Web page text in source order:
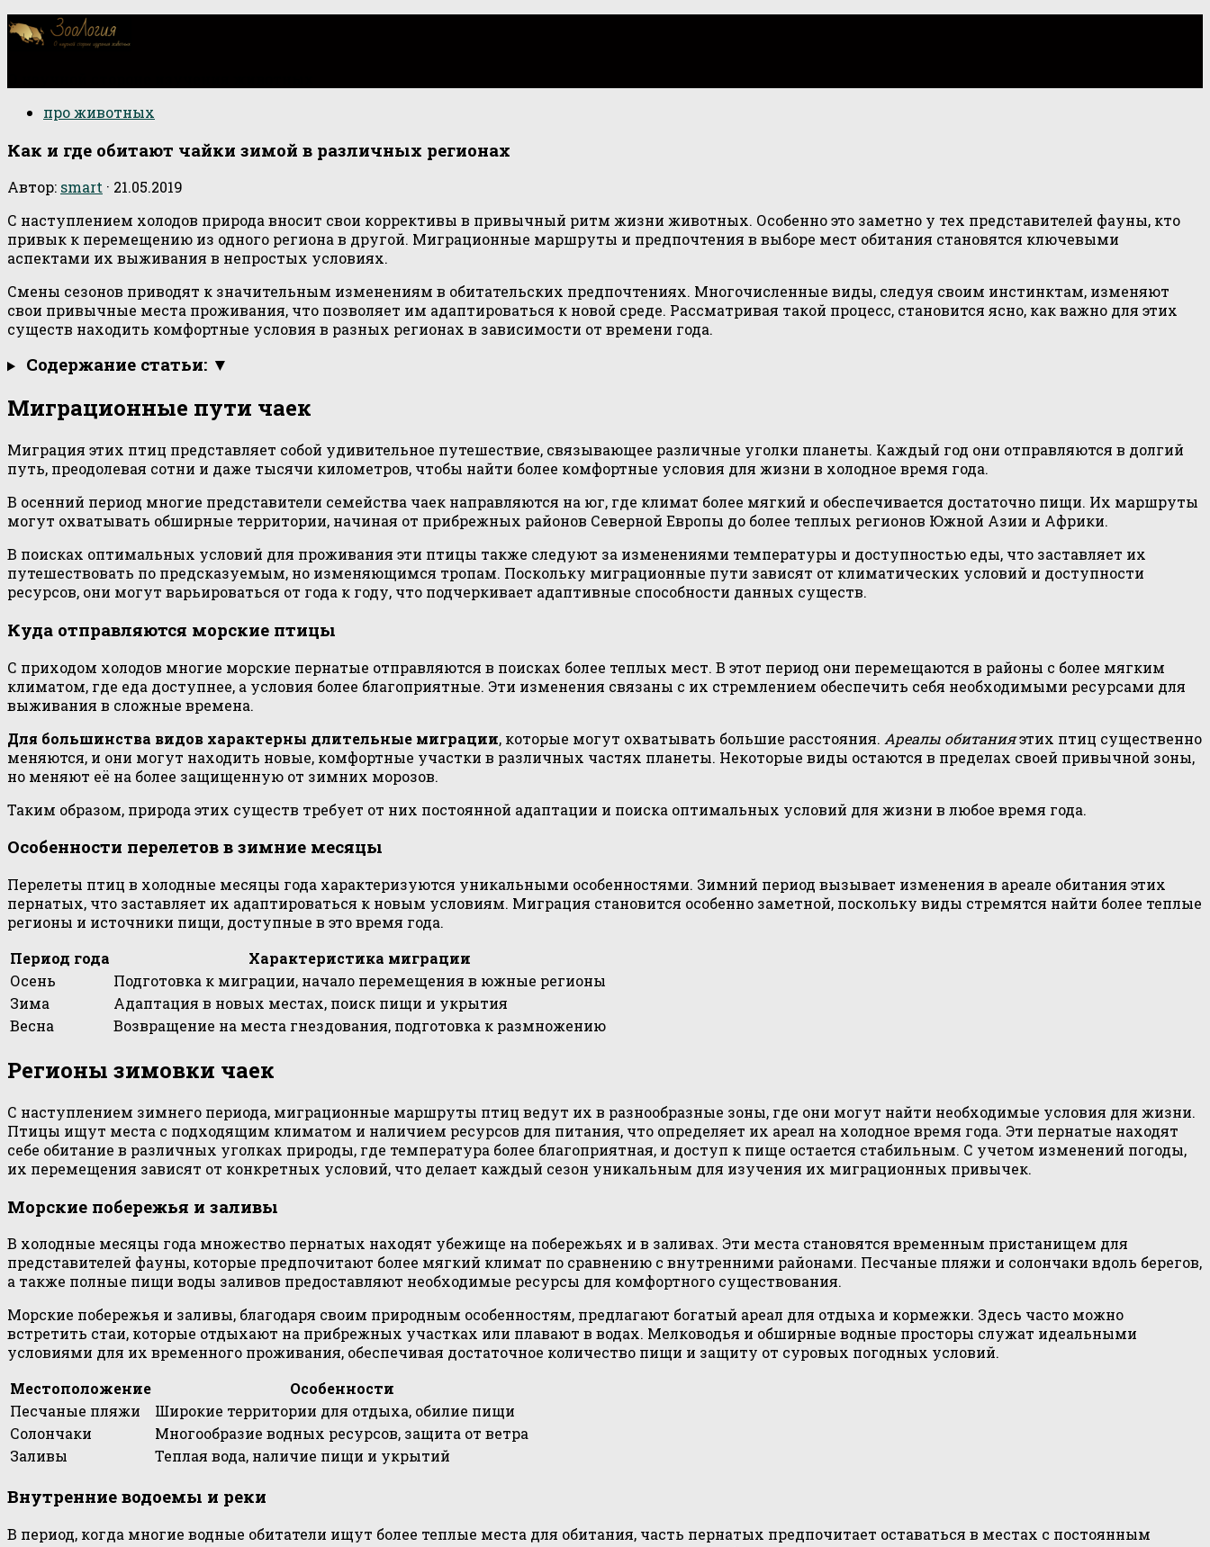
про животных
Как и где обитают чайки зимой в различных регионах
Автор: smart · 21.05.2019
С наступлением холодов природа вносит свои коррективы в привычный ритм жизни животных. Особенно это заметно у тех представителей фауны, кто
привык к перемещению из одного региона в другой. Миграционные маршруты и предпочтения в выборе мест обитания становятся ключевыми
аспектами их выживания в непростых условиях.
Смены сезонов приводят к значительным изменениям в обитательских предпочтениях. Многочисленные виды, следуя своим инстинктам, изменяют
свои привычные места проживания, что позволяет им адаптироваться к новой среде. Рассматривая такой процесс, становится ясно, как важно для этих
существ находить комфортные условия в разных регионах в зависимости от времени года.
Содержание статьи: ▼
Миграционные пути чаек
Миграция этих птиц представляет собой удивительное путешествие, связывающее различные уголки планеты. Каждый год они отправляются в долгий
путь, преодолевая сотни и даже тысячи километров, чтобы найти более комфортные условия для жизни в холодное время года.
В осенний период многие представители семейства чаек направляются на юг, где климат более мягкий и обеспечивается достаточно пищи. Их маршруты
могут охватывать обширные территории, начиная от прибрежных районов Северной Европы до более теплых регионов Южной Азии и Африки.
В поисках оптимальных условий для проживания эти птицы также следуют за изменениями температуры и доступностью еды, что заставляет их
путешествовать по предсказуемым, но изменяющимся тропам. Поскольку миграционные пути зависят от климатических условий и доступности
ресурсов, они могут варьироваться от года к году, что подчеркивает адаптивные способности данных существ.
Куда отправляются морские птицы
С приходом холодов многие морские пернатые отправляются в поисках более теплых мест. В этот период они перемещаются в районы с более мягким
климатом, где еда доступнее, а условия более благоприятные. Эти изменения связаны с их стремлением обеспечить себя необходимыми ресурсами для
выживания в сложные времена.
Для большинства видов характерны длительные миграции, которые могут охватывать большие расстояния. Ареалы обитанияэтих птиц существенно
меняются, и они могут находить новые, комфортные участки в различных частях планеты. Некоторые виды остаются в пределах своей привычной зоны,
но меняют её на более защищенную от зимних морозов.
Таким образом, природа этих существ требует от них постоянной адаптации и поиска оптимальных условий для жизни в любое время года.
Особенности перелетов в зимние месяцы
Перелеты птиц в холодные месяцы года характеризуются уникальными особенностями. Зимний период вызывает изменения в ареале обитания этих
пернатых, что заставляет их адаптироваться к новым условиям. Миграция становится особенно заметной, поскольку виды стремятся найти более теплые
регионы и источники пищи, доступные в это время года.
Период года
Характеристика миграции
Осень
Подготовка к миграции, начало перемещения в южные регионы
Зима
Адаптация в новых местах, поиск пищи и укрытия
Весна
Возвращение на места гнездования, подготовка к размножению
Регионы зимовки чаек
С наступлением зимнего периода, миграционные маршруты птиц ведут их в разнообразные зоны, где они могут найти необходимые условия для жизни.
Птицы ищут места с подходящим климатом и наличием ресурсов для питания, что определяет их ареал на холодное время года. Эти пернатые находят
себе обитание в различных уголках природы, где температура более благоприятная, и доступ к пище остается стабильным. С учетом изменений погоды,
их перемещения зависят от конкретных условий, что делает каждый сезон уникальным для изучения их миграционных привычек.
Морские побережья и заливы
В холодные месяцы года множество пернатых находят убежище на побережьях и в заливах. Эти места становятся временным пристанищем для
представителей фауны, которые предпочитают более мягкий климат по сравнению с внутренними районами. Песчаные пляжи и солончаки вдоль берегов,
а также полные пищи воды заливов предоставляют необходимые ресурсы для комфортного существования.
Морские побережья и заливы, благодаря своим природным особенностям, предлагают богатый ареал для отдыха и кормежки. Здесь часто можно
встретить стаи, которые отдыхают на прибрежных участках или плавают в водах. Мелководья и обширные водные просторы служат идеальными
условиями для их временного проживания, обеспечивая достаточное количество пищи и защиту от суровых погодных условий.
Местоположение
Особенности
Песчаные пляжи
Широкие территории для отдыха, обилие пищи
Солончаки
Многообразие водных ресурсов, защита от ветра
Заливы
Теплая вода, наличие пищи и укрытий
Внутренние водоемы и реки
В период, когда многие водные обитатели ищут более теплые места для обитания, часть пернатых предпочитает оставаться в местах с постоянным